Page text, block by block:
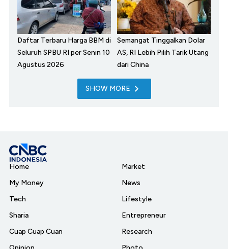
Daftar Terbaru Harga BBM di
Seluruh SPBU RI per Senin 10
Agustus 2026
Semangat Tinggalkan Dolar
AS, RI Lebih Pilih Tarik Utang
dari China
SHOW MORE
Home
My Money
Tech
Sharia
Cuap Cuap Cuan
Market
News
Lifestyle
Entrepreneur
Research